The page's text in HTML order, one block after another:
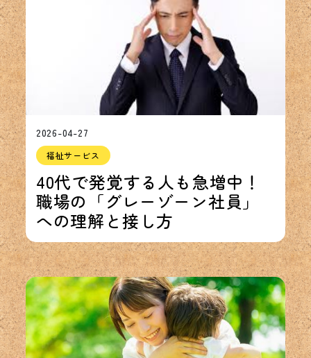
2026-04-27
福祉サービス
40代で発覚する人も急増中！
職場の「グレーゾーン社員」
への理解と接し方